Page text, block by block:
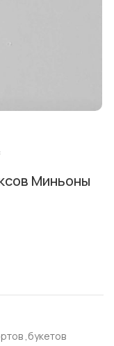
Миньоны
,букетов